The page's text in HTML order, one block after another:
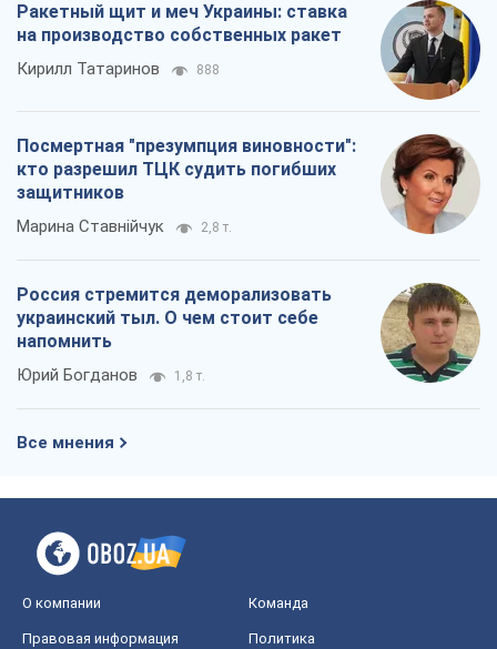
Ракетный щит и меч Украины: ставка
на производство собственных ракет
Кирилл Татаринов 888
Посмертная "презумпция виновности":
кто разрешил ТЦК судить погибших
защитников
Марина Ставнійчук 2,8 т.
Россия стремится деморализовать
украинский тыл. О чем стоит себе
напомнить
Юрий Богданов 1,8 т.
Все мнения
О компании Команда
Правовая информация
Политика